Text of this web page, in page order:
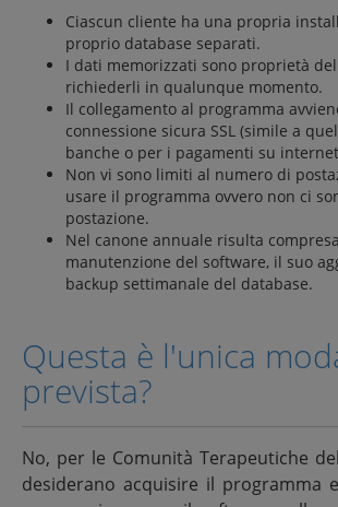
Ciascun cliente ha una propria
proprio database separati.
I dati memorizzati sono proprietà
richiederli in qualunque momento.
Il collegamento al programma
connessione sicura SSL (simile a
banche o per i pagamenti su
Non vi sono limiti al numero di
usare il programma ovvero non ci
postazione.
Nel canone annuale risulta
manutenzione del software, il suo
backup settimanale del database.
Questa è l'unica
prevista?
No, per le Comunità Terapeutiche del
desiderano acquisire il programma